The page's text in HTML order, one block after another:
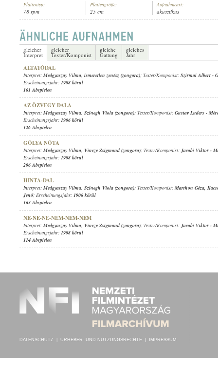
INTERPRET: MEDGYASZAY VILMA,KIRÁLY ERNŐ ISMERETLEN ZENÉSZ
Plattentyp:
78 rpm
Plattengröße:
25 cm
Aufnahmeart:
akusztikus
gleicher
Interpret
gleicher
Texter/Komponist
gleiche
Gattung
gleiches
Jahr
ALTATÓDAL
Interpret: Medgyaszay Vilma, ismeretlen zenész (zongora); Texter/Komponist: Szirmai Albert -
Erscheinungsjahr: 1908 körül
161 Abspielen
AZ ÖZVEGY DALA
Interpret: Medgyaszay Vilma, Szinegh Viola (zongora); Texter/Komponist: Gustav Luders -
Erscheinungsjahr: 1906 körül
126 Abspielen
GÓLYA NÓTA
Interpret: Medgyaszay Vilma, Vincze Zsigmond (zongora); Texter/Komponist:Jacobi Viktor -
Erscheinungsjahr: 1908 körül
206 Abspielen
HINTA-DAL
Interpret: Medgyaszay Vilma, Szinegh Viola (zongora); Texter/Komponist: Marthon Géza,
Jenő; Erscheinungsjahr: 1906 körül
163 Abspielen
NE-NE-NE-NEM-NEM-NEM
Interpret: Medgyaszay Vilma, Vincze Zsigmond (zongora); Texter/Komponist:Jacobi Viktor -
Erscheinungsjahr: 1908 körül
114 Abspielen
DATENSCHUTZ URHEBER- UND NUTZUNGSRECHTE IMPRESSUM